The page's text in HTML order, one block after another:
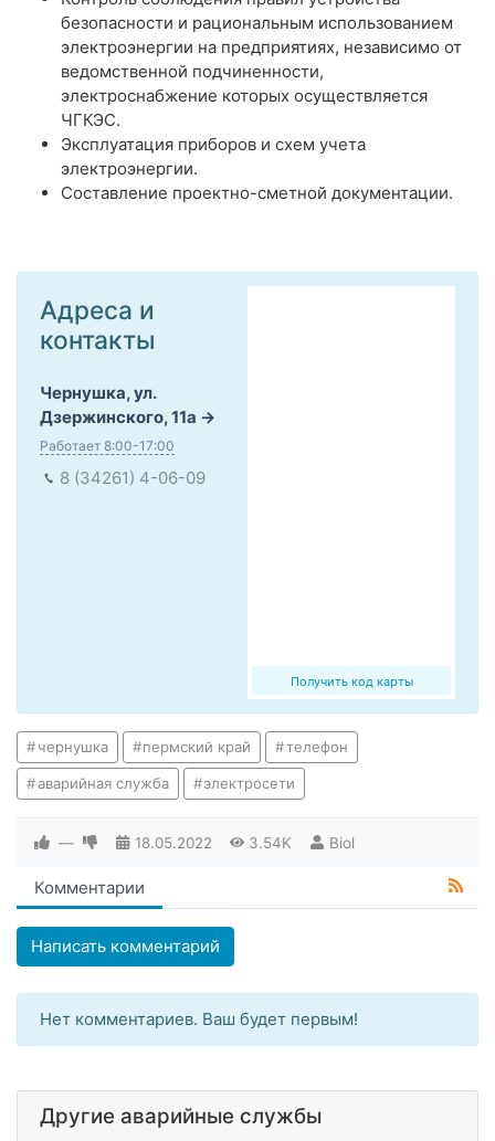
безопасности и рациональным использованием
электроэнергии на предприятиях, независимо от
ведомственной подчиненности,
электроснабжение которых осуществляется
ЧГКЭС.
Эксплуатация приборов и схем учета
электроэнергии.
Составление проектно-сметной документации.
Получить код карты
Адреса и
контакты
Чернушка, ул.
Дзержинского, 11а
Работает 8:00-17:00
8 (34261) 4-06-09
чернушка пермский край телефон
аварийная служба электросети
— 18.05.2022 3.54K Biol
Комментарии
Написать комментарий
Нет комментариев. Ваш будет первым!
Другие аварийные службы